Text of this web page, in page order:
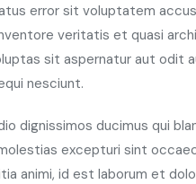
error sit voluptatem
veritatis et quasi
sit aspernatur aut odit
nesciunt.
dignissimos ducimus qui
excepturi sint
animi, id est laborum et